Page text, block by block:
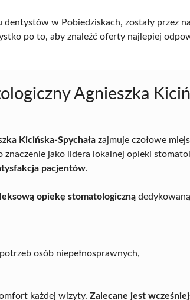
w Pobiedziskach, zostały przez
po to, aby znaleźć oferty najlepiej
Agnieszka
Kicińska-Spychała zajmuje czołowe
znaczenie jako lidera lokalnej opieki
pacjentów.
opiekę stomatologiczną
osób niepełnosprawnych,
każdej wizyty. Zalecane jest